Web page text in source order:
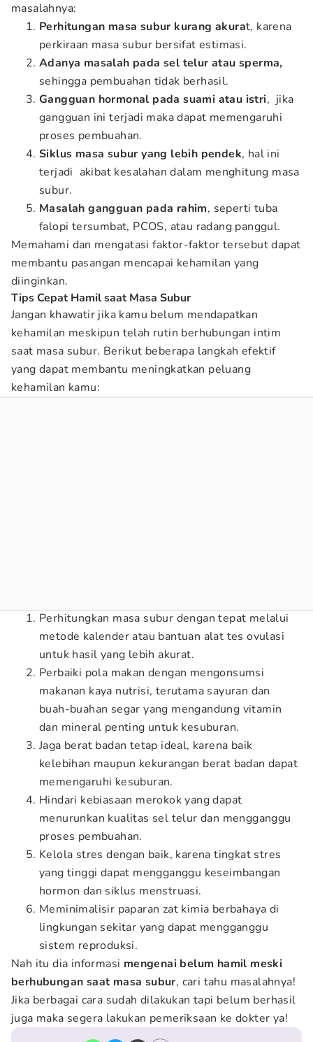
masalahnya:
Perhitungan masa subur kurang akurat, karena
perkiraan masa subur bersifat estimasi.
Adanya masalah pada sel telur atau sperma,
sehingga pembuahan tidak berhasil.
Gangguan hormonal pada suami atau istri, jika
gangguan ini terjadi maka dapat memengaruhi
proses pembuahan.
Siklus masa subur yang lebih pendek, hal ini
terjadi akibat kesalahan dalam menghitung masa
subur.
Masalah gangguan pada rahim, seperti tuba
falopi tersumbat, PCOS, atau radang panggul.
Memahami dan mengatasi faktor-faktor tersebut dapat
membantu pasangan mencapai kehamilan yang
diinginkan.
Tips Cepat Hamil saat Masa Subur
Jangan khawatir jika kamu belum mendapatkan
kehamilan meskipun telah rutin berhubungan intim
saat masa subur. Berikut beberapa langkah efektif
yang dapat membantu meningkatkan peluang
kehamilan kamu:
Perhitungkan masa subur dengan tepat melalui
metode kalender atau bantuan alat tes ovulasi
untuk hasil yang lebih akurat.
Perbaiki pola makan dengan mengonsumsi
makanan kaya nutrisi, terutama sayuran dan
buah-buahan segar yang mengandung vitamin
dan mineral penting untuk kesuburan.
Jaga berat badan tetap ideal, karena baik
kelebihan maupun kekurangan berat badan dapat
memengaruhi kesuburan.
Hindari kebiasaan merokok yang dapat
menurunkan kualitas sel telur dan mengganggu
proses pembuahan.
Kelola stres dengan baik, karena tingkat stres
yang tinggi dapat mengganggu keseimbangan
hormon dan siklus menstruasi.
Meminimalisir paparan zat kimia berbahaya di
lingkungan sekitar yang dapat mengganggu
sistem reproduksi.
Nah itu dia informasi mengenai belum hamil meski
berhubungan saat masa subur, cari tahu masalahnya!
Jika berbagai cara sudah dilakukan tapi belum berhasil
juga maka segera lakukan pemeriksaan ke dokter ya!